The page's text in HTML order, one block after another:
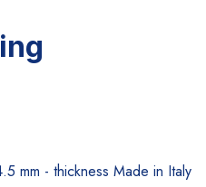
mm - thickness Made in Italy